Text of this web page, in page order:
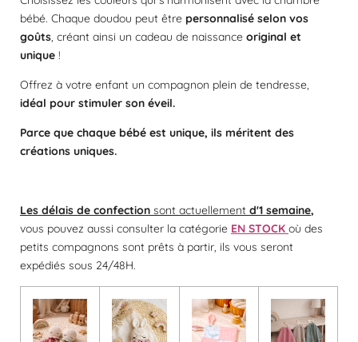
bébé. Chaque doudou peut être personnalisé selon vos
goûts, créant ainsi un cadeau de naissance original et
unique !
Offrez à votre enfant un compagnon plein de tendresse,
idéal pour stimuler son éveil.
Parce que chaque bébé est unique, ils méritent des
créations uniques.
Les délais de confection sont actuellement d'1 semaine,
vous pouvez aussi consulter la catégorie EN STOCK où des
petits compagnons sont prêts à partir, ils vous seront
expédiés sous 24/48H.